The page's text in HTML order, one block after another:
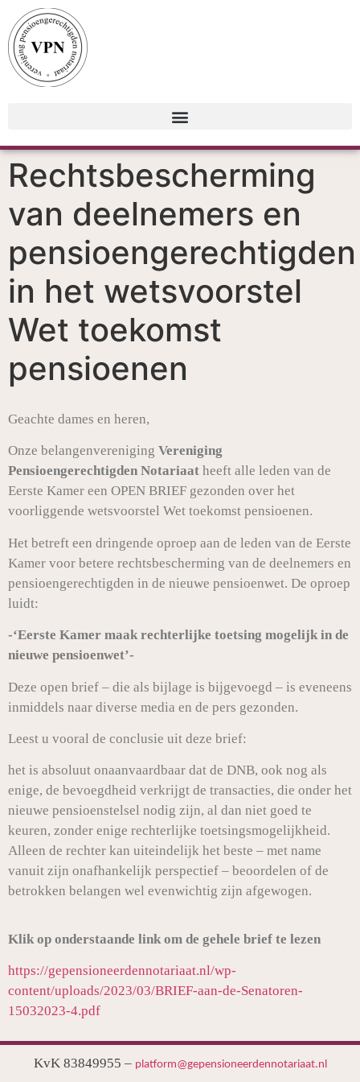
Rechtsbescherming
van deelnemers en
pensioengerechtigden
in het wetsvoorstel
Wet toekomst
pensioenen
Geachte dames en heren,
Onze belangenvereniging Vereniging
Pensioengerechtigden Notariaat heeft alle leden van de
Eerste Kamer een OPEN BRIEF gezonden over het
voorliggende wetsvoorstel Wet toekomst pensioenen.
Het betreft een dringende oproep aan de leden van de Eerste
Kamer voor betere rechtsbescherming van de deelnemers en
pensioengerechtigden in de nieuwe pensioenwet. De oproep
luidt:
-‘Eerste Kamer maak rechterlijke toetsing mogelijk in de
nieuwe pensioenwet’-
Deze open brief – die als bijlage is bijgevoegd – is eveneens
inmiddels naar diverse media en de pers gezonden.
Leest u vooral de conclusie uit deze brief:
het is absoluut onaanvaardbaar dat de DNB, ook nog als
enige, de bevoegdheid verkrijgt de transacties, die onder het
nieuwe pensioenstelsel nodig zijn, al dan niet goed te
keuren, zonder enige rechterlijke toetsingsmogelijkheid.
Alleen de rechter kan uiteindelijk het beste – met name
vanuit zijn onafhankelijk perspectief – beoordelen of de
betrokken belangen wel evenwichtig zijn afgewogen.
Klik op onderstaande link om de gehele brief te lezen
https://gepensioneerdennotariaat.nl/wp-
content/uploads/2023/03/BRIEF-aan-de-Senatoren-
15032023-4.pdf
KvK 83849955 – platform@gepensioneerdennotariaat.nl